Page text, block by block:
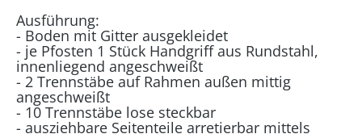
Ausführung:
- Boden mit Gitter ausgekleidet
- je Pfosten 1 Stück Handgriff aus Rundstahl,
innenliegend angeschweißt
- 2 Trennstäbe auf Rahmen außen mittig
angeschweißt
- 10 Trennstäbe lose steckbar
- ausziehbare Seitenteile arretierbar mittels